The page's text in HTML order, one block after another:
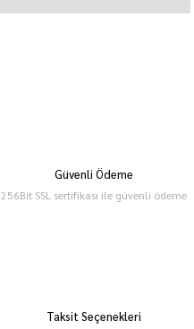
Güvenli Ödeme
256Bit SSL sertifikası ile güvenli ödeme
Taksit Seçenekleri